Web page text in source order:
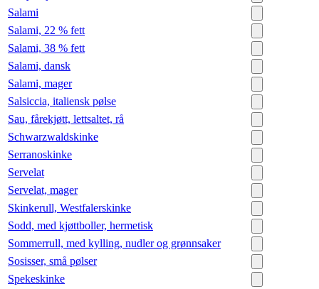
Salami
Salami, 22 % fett
Salami, 38 % fett
Salami, dansk
Salami, mager
Salsiccia, italiensk pølse
Sau, fårekjøtt, lettsaltet, rå
Schwarzwaldskinke
Serranoskinke
Servelat
Servelat, mager
Skinkerull, Westfalerskinke
Sodd, med kjøttboller, hermetisk
Sommerrull, med kylling, nudler og grønnsaker
Sosisser, små pølser
Spekeskinke